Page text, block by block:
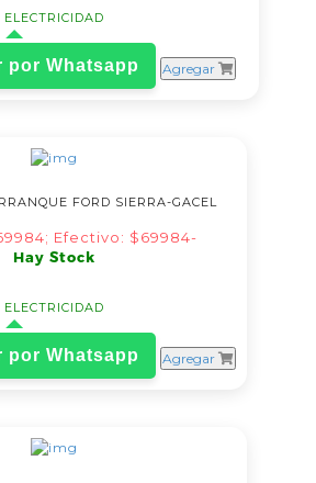
ELECTRICIDAD
por Whatsapp Agregar
FORD SIERRA-GACEL
Efectivo: $69984-
Hay Stock
ELECTRICIDAD
por Whatsapp Agregar